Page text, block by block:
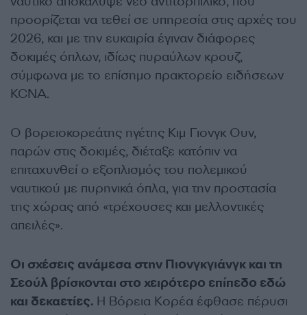
προορίζεται να τεθεί σε υπηρεσία στις αρχές του
2026, και με την ευκαιρία έγιναν διάφορες
δοκιμές όπλων, ιδίως πυραύλων κρουζ,
σύμφωνα με το επίσημο πρακτορείο ειδήσεων
KCNA.
Ο βορειοκορεάτης ηγέτης Κιμ Γιονγκ Ουν,
παρών στις δοκιμές, διέταξε κατόπιν να
επιταχυνθεί ο εξοπλισμός του πολεμικού
ναυτικού με πυρηνικά όπλα, για την προστασία
της χώρας από «τρέχουσες και μελλοντικές
απειλές».
Οι σχέσεις ανάμεσα στην Πιονγκγιάνγκ και τη
Σεούλ βρίσκονται στο χειρότερο επίπεδο εδώ
και δεκαετίες. Η Βόρεια Κορέα έφθασε πέρυσι